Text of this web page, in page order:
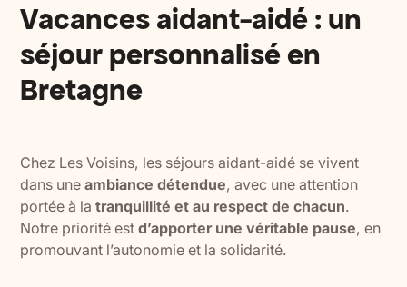
Vacances aidant-aidé : un
séjour personnalisé en
Bretagne
Chez Les Voisins, les séjours aidant-aidé se vivent
dans uneambiance détendue, avec une attention
portée à latranquillité et au respect de chacun.
Notre priorité estd’apporter une véritable pause, en
promouvant l’autonomie et la solidarité.